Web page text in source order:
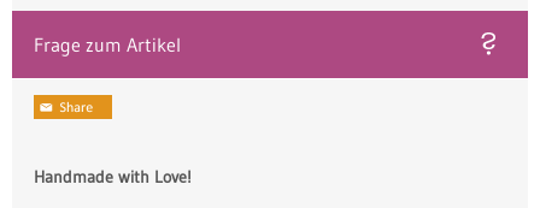
Frage zum Artikel
Handmade with Love!